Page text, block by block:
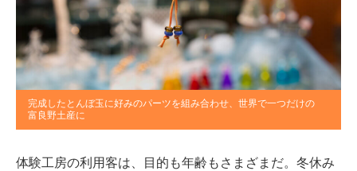
完成したとんぼ玉に好みのパーツを組み合わせ、世界で一つだけの
富良野土産に
体験工房の利用客は、目的も年齢もさまざまだ。冬休み